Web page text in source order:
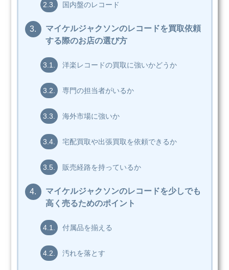
2.3. 国内盤のレコード
3.
マイケルジャクソンのレコードを買取依頼
する際のお店の選び方
3.1. 洋楽レコードの買取に強いかどうか
3.2. 専門の担当者がいるか
3.3. 海外市場に強いか
3.4. 宅配買取や出張買取を依頼できるか
3.5. 販売経路を持っているか
4.
マイケルジャクソンのレコードを少しでも
高く売るためのポイント
4.1. 付属品を揃える
4.2. 汚れを落とす